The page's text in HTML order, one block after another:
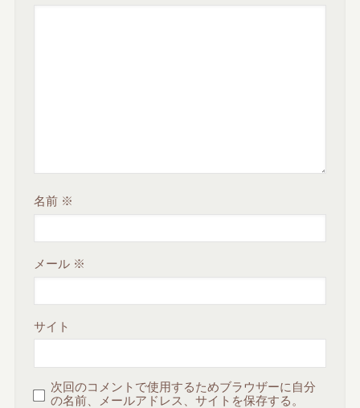
名前 ※
メール ※
サイト
次回のコメントで使用するためブラウザーに自分
の名前、メールアドレス、サイトを保存する。